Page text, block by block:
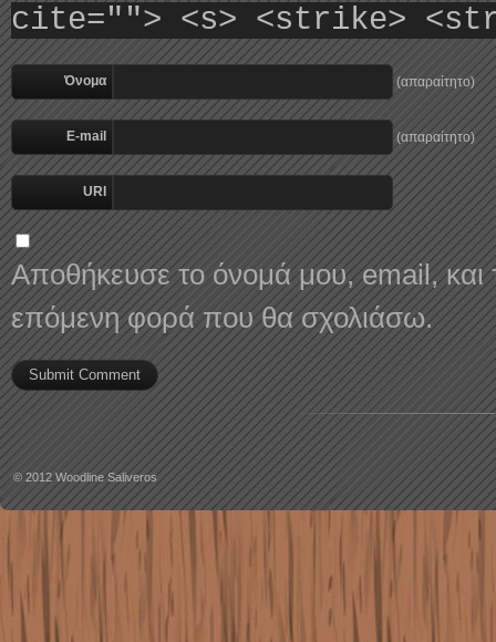
cite=""> <s> <strike>
Όνομα (απαραίτητο)
E-mail (απαραίτητο)
URI
Αποθήκευσε το όνομά μου, email, και
επόμενη φορά που θα σχολιάσω.
© 2012 Woodline Saliveros